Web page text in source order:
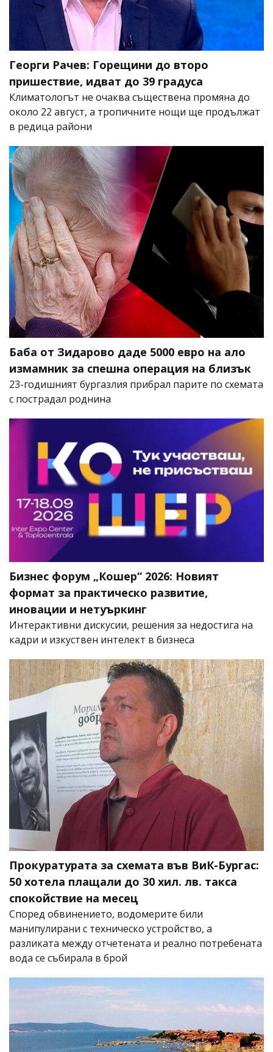
Георги Рачев: Горещини до второ
пришествие, идват до 39 градуса
Климатологът не очаква съществена промяна до
около 22 август, а тропичните нощи ще продължат
в редица райони
Баба от Зидарово даде 5000 евро на ало
измамник за спешна операция на близък
23-годишният бургазлия прибрал парите по схемата
с пострадал роднина
Бизнес форум „Кошер“ 2026: Новият
формат за практическо развитие,
иновации и нетуъркинг
Интерактивни дискусии, решения за недостига на
кадри и изкуствен интелект в бизнеса
Прокуратурата за схемата във ВиК-Бургас:
50 хотела плащали до 30 хил. лв. такса
спокойствие на месец
Според обвинението, водомерите били
манипулирани с техническо устройство, а
разликата между отчетената и реално потребената
вода се събирала в брой